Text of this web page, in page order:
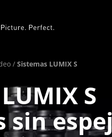
/ Sistemas LUMIX S
S
sin